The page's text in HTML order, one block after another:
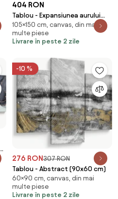
404 RON
Tablou - Expansiunea aurului
(150x105 cm)
105×150 cm, canvas, din mai
multe piese
Livrare în peste 2 zile
-10 %
276 RON307 RON
Tablou - Abstract (90x60 cm)
60×90 cm, canvas, din mai
multe piese
Livrare în peste 2 zile